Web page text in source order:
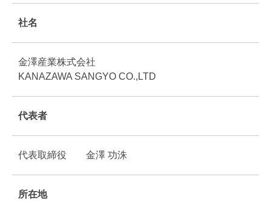
社名
金澤産業株式会社
KANAZAWA SANGYO CO.,LTD
代表者
代表取締役 金澤 功洙
所在地